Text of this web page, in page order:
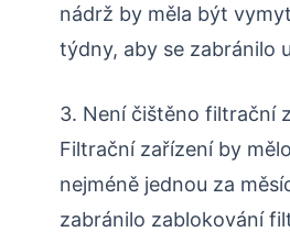
nádrž by měla být
týdny, aby se zabránilo
3. Není čištěno filtrační
Filtrační zařízení by
nejméně jednou za
zabránilo zablokování